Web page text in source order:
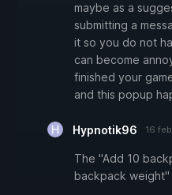
maybe as a
submitting a
it so you do not
can become
finished your
and this popup
Hypnotik96 16
The "Add 10
backpack